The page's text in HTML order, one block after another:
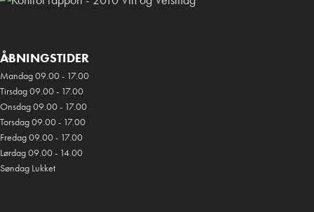
ÅBNINGSTIDER
Mandag 09.00 - 17.00
Tirsdag 09.00 - 17.00
Onsdag 09.00 - 17.00
Torsdag 09.00 - 17.00
Fredag 09.00 - 17.00
Lørdag 09.00 - 14.00
Søndag Lukket